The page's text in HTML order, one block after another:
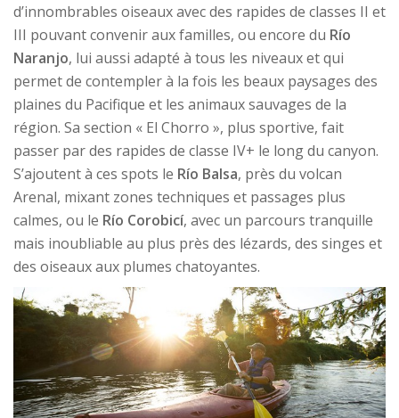
d’innombrables oiseaux avec des rapides de classes II et
III pouvant convenir aux familles, ou encore du Río
Naranjo, lui aussi adapté à tous les niveaux et qui
permet de contempler à la fois les beaux paysages des
plaines du Pacifique et les animaux sauvages de la
région. Sa section « El Chorro », plus sportive, fait
passer par des rapides de classe IV+ le long du canyon.
S’ajoutent à ces spots le Río Balsa, près du volcan
Arenal, mixant zones techniques et passages plus
calmes, ou le Río Corobicí, avec un parcours tranquille
mais inoubliable au plus près des lézards, des singes et
des oiseaux aux plumes chatoyantes.